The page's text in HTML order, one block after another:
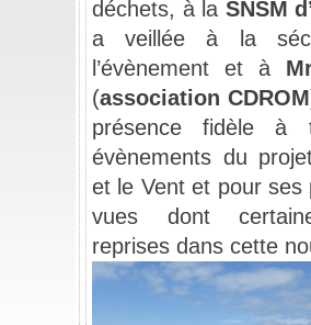
déchets, à la SNSM
a veillée à la
l’évènement et à
(association CDROM
présence fidèle à
évènements du
et le Vent et pour ses
vues dont
reprises dans cette